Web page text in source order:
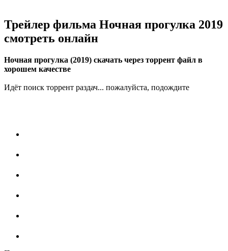
Трейлер фильма Ночная прогулка 2019
смотреть онлайн
Ночная прогулка (2019) скачать через торрент файл в
хорошем качестве
Идёт поиск торрент раздач... пожалуйста, подождите